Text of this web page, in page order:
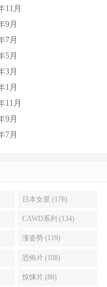
11月
9月
7月
5月
3月
1月
11月
9月
7月
日本女星 (178)
CAWD系列 (134)
涨姿势 (119)
恐怖片 (108)
惊悚片 (86)